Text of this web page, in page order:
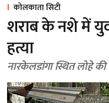
कोलकाता सिटी
शराब के नशे में
हत्या
नारकेलडांगा स्थित लोहे